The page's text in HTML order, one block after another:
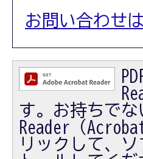
お問い合わせ
す。お持ちでな
Reader（
リックして、